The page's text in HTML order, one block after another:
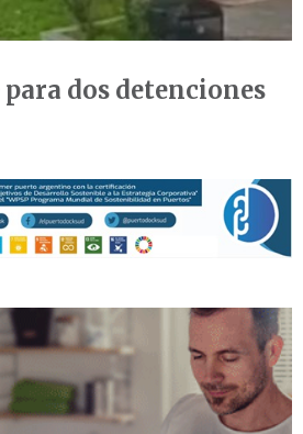
dos detenciones